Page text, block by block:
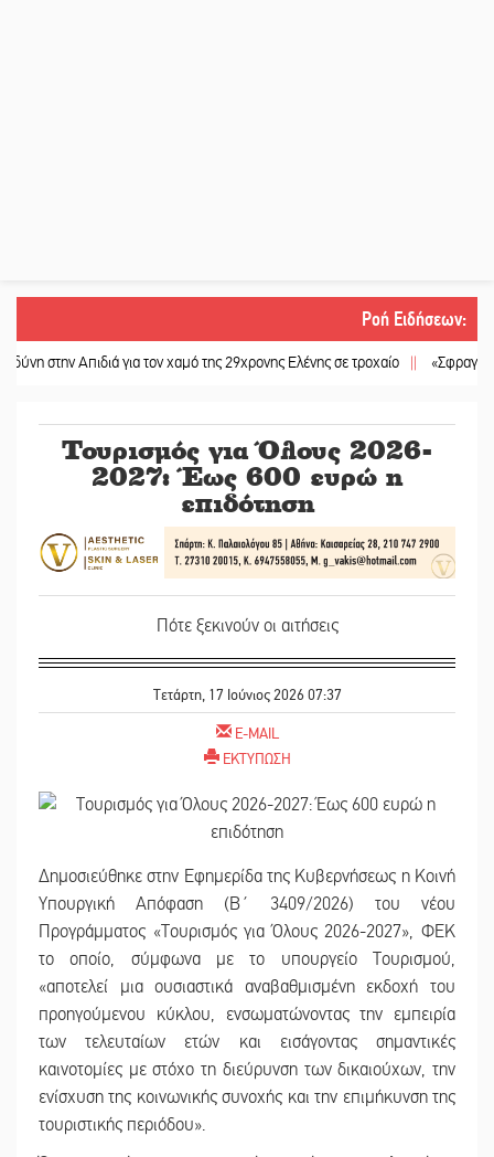
Ροή Ειδήσεων:
Απιδιά για τον χαμό της 29χρονης Ελένης σε τροχαίο || «Σφραγίδα» έργου
Τουρισμός για Όλους 2026-
2027: Έως 600 ευρώ η
επιδότηση
Πότε ξεκινούν οι αιτήσεις
Τετάρτη, 17 Ιούνιος 2026 07:37
E-MAIL
ΕΚΤΥΠΩΣΗ
Δημοσιεύθηκε στην Εφημερίδα της Κυβερνήσεως η Κοινή
Υπουργική Απόφαση (Β´ 3409/2026) του νέου
Προγράμματος «Τουρισμός για Όλους 2026-2027», ΦΕΚ
το οποίο, σύμφωνα με το υπουργείο Τουρισμού,
«αποτελεί μια ουσιαστικά αναβαθμισμένη εκδοχή του
προηγούμενου κύκλου, ενσωματώνοντας την εμπειρία
των τελευταίων ετών και εισάγοντας σημαντικές
καινοτομίες με στόχο τη διεύρυνση των δικαιούχων, την
ενίσχυση της κοινωνικής συνοχής και την επιμήκυνση της
τουριστικής περιόδου».